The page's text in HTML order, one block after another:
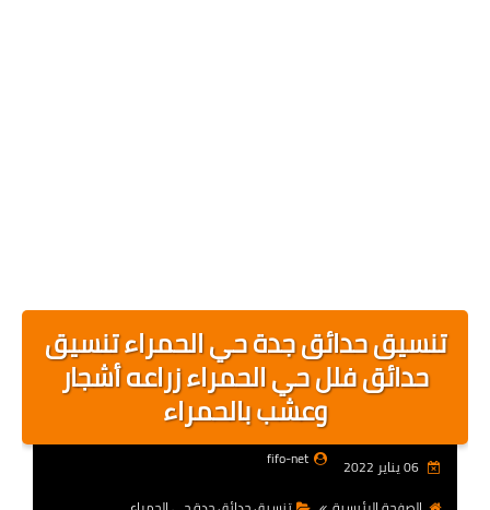
تنسيق حدائق جدة حي الحمراء تنسيق
حدائق فلل حي الحمراء زراعه أشجار
وعشب بالحمراء
06 يناير 2022
fifo-net